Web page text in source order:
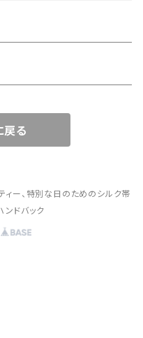
戻る
、特別な日のためのシルク帯
ンドバック